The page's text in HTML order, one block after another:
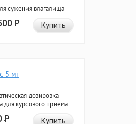
сужения влагалища
Р Купить
5 мг
дозировка
для курсового приема
Р Купить